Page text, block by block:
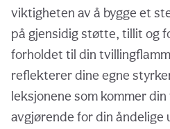
viktigheten av å bygge et
på gjensidig støtte, tillit og
forholdet til din
reflekterer dine egne
leksjonene som kommer
avgjørende for din åndelige